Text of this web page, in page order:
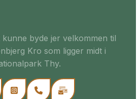
byde jer velkommen til
Kro som ligger midt i
Thy.